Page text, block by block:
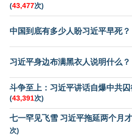
(43,477次)
中国到底有多少人盼习近平早死？
习近平身边布满黑衣人说明什么？
斗争至上：习近平讲话自爆中共囚
(43,391次)
七一罕见飞雪 习近平拖延两个月
次)